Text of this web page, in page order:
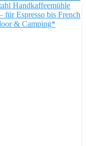
Handkaffeemühle
Espresso bis French
& Camping*